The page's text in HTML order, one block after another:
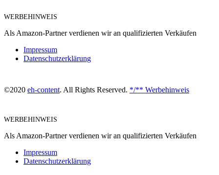
WERBEHINWEIS
Als Amazon-Partner verdienen wir an qualifizierten Verkäufen
Impressum
Datenschutzerklärung
©2020 eh-content. All Rights Reserved. */** Werbehinweis
WERBEHINWEIS
Als Amazon-Partner verdienen wir an qualifizierten Verkäufen
Impressum
Datenschutzerklärung